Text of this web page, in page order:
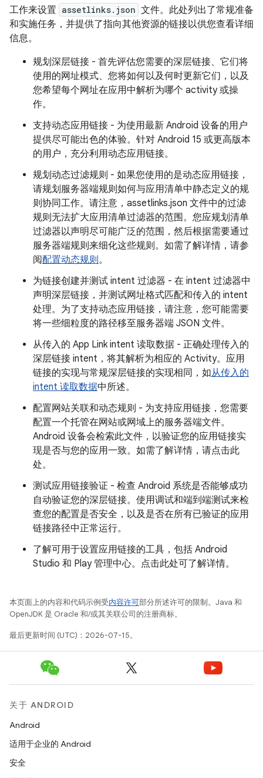
工作来设置 assetlinks.json 文件。此处列出了常规准备
和实施任务，并提供了指向其他资源的链接以供您查看详细
信息。
规划深层链接 - 首先评估您需要的深层链接、它们将
使用的网址模式、您将如何以及何时更新它们，以及
您希望每个网址在应用中解析为哪个 activity 或操
作。
支持动态应用链接 - 为使用最新 Android 设备的用户
提供尽可能出色的体验。针对 Android 15 或更高版本
的用户，充分利用动态应用链接。
规划动态过滤规则 - 如果您使用的是动态应用链接，
请规划服务器端规则如何与应用清单中静态定义的规
则协同工作。请注意，assetlinks.json 文件中的过滤
规则无法扩大应用清单过滤器的范围。您应规划清单
过滤器以声明尽可能广泛的范围，然后根据需要通过
服务器端规则来细化这些规则。如需了解详情，请参
阅配置动态规则。
为链接创建并测试 intent 过滤器 - 在 intent 过滤器中
声明深层链接，并测试网址格式匹配和传入的 intent
处理。为了支持动态应用链接，请注意，您可能需要
将一些细粒度的路径移至服务器端 JSON 文件。
从传入的 App Link intent 读取数据 - 正确处理传入的
深层链接 intent，将其解析为相应的 Activity。应用
链接的实现与常规深层链接的实现相同，如从传入的
intent 读取数据中所述。
配置网站关联和动态规则 - 为支持应用链接，您需要
配置一个托管在网站或网域上的服务器端文件。
Android 设备会检索此文件，以验证您的应用链接实
现是否与您的应用一致。如需了解详情，请点击此
处。
测试应用链接验证 - 检查 Android 系统是否能够成功
自动验证您的深层链接。使用调试和端到端测试来检
查您的配置是否安全，以及是否在所有已验证的应用
链接路径中正常运行。
了解可用于设置应用链接的工具，包括 Android
Studio 和 Play 管理中心。点击此处可了解详情。
本页面上的内容和代码示例受内容许可部分所述许可的限制。Java 和
OpenJDK 是 Oracle 和/或其关联公司的注册商标。
最后更新时间 (UTC)：2026-07-15。
关于 ANDROID
Android
适用于企业的 Android
安全